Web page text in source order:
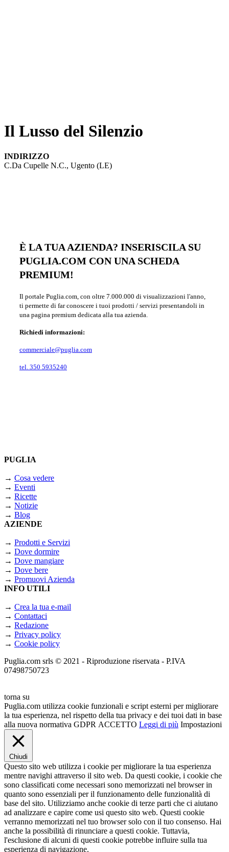
Il Lusso del Silenzio
INDIRIZZO
C.Da Cupelle N.C., Ugento (LE)
È LA TUA AZIENDA? INSERISCILA SU
PUGLIA.COM CON UNA SCHEDA
PREMIUM!
Il portale Puglia.com, con oltre 7.000.000 di visualizzazioni l'anno,
ti permette di far conoscere i tuoi prodotti / servizi presentandoli in
una pagina premium dedicata alla tua azienda.
Richiedi informazioni:
commerciale@puglia.com
tel. 350 5935240
PUGLIA
→ Cosa vedere
→ Eventi
→ Ricette
→ Notizie
→ Blog
AZIENDE
→ Prodotti e Servizi
→ Dove dormire
→ Dove mangiare
→ Dove bere
→ Promuovi Azienda
INFO UTILI
→ Crea la tua e-mail
→ Contattaci
→ Redazione
→ Privacy policy
→ Cookie policy
Puglia.com srls © 2021 - Riproduzione riservata - P.IVA
07498750723
torna su
Puglia.com utilizza cookie funzionali e script esterni per migliorare
la tua esperienza, nel rispetto della tua privacy e dei tuoi dati in base
alla nuova normativa GDPR ACCETTO Leggi di più Impostazioni
Chiudi
Questo sito web utilizza i cookie per migliorare la tua esperienza
mentre navighi attraverso il sito web. Da questi cookie, i cookie che
sono classificati come necessari sono memorizzati nel browser in
quanto sono essenziali per il funzionamento delle funzionalità di
base del sito. Utilizziamo anche cookie di terze parti che ci aiutano
ad analizzare e capire come usi questo sito web. Questi cookie
verranno memorizzati nel tuo browser solo con il tuo consenso. Hai
anche la possibilità di rinunciare a questi cookie. Tuttavia,
l'esclusione di alcuni di questi cookie potrebbe influire sulla tua
esperienza di navigazione.